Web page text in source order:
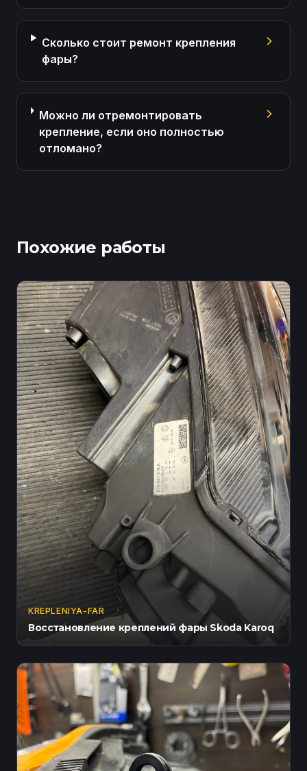
Сколько стоит ремонт крепления
фары?
Можно ли отремонтировать
крепление, если оно полностью
отломано?
Похожие работы
KREPLENIYA-FAR
Восстановление креплений фары Skoda Karoq